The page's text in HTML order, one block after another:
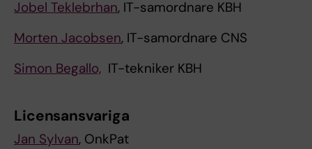
Jobel Teklebrhan, IT-samordnare KBH
Morten Jacobsen, IT-samordnare CNS
Simon Begallo, IT-tekniker KBH
Licensansvariga
Jan Sylvan, OnkPat